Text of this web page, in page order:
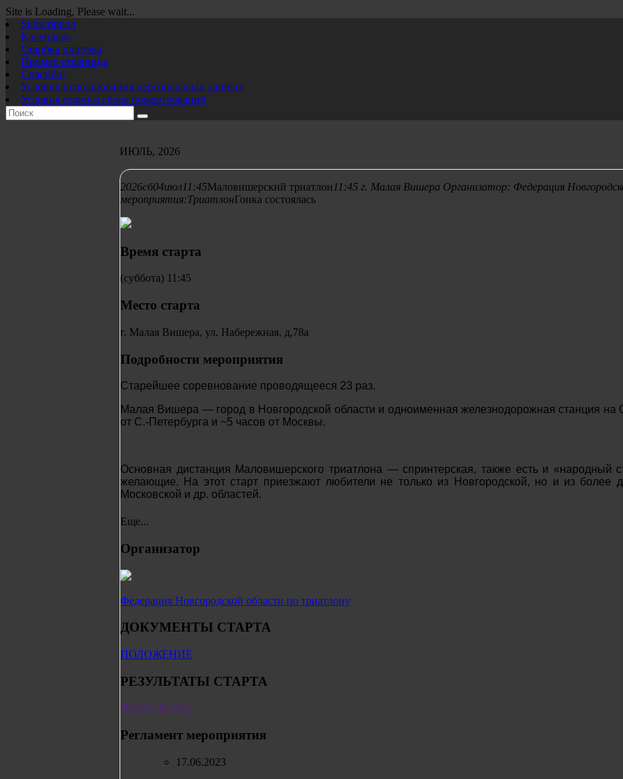
Site is Loading, Please wait...
Перейти
к
содержимому
Subscription
Календарь
Ошибка платежа
Пример страницы
Спасибо!
Условия использования персональных данных
Условия сервиса сбора пожертвований
ИЮЛЬ, 2026
2026сб04июл 11:45Маловишерский триатлон 11:45 г. Малая Вишера Организатор: Федерация
мероприятия:ТриатлонГонка состоялась
Время старта
(суббота) 11:45
Место старта
г. Малая Вишера, ул. Набережная, д,78а
Подробности мероприятия
Старейшее соревнование проводящееся 23 раз.
Малая Вишера — город в Новгородской области и одноименная железнодорожная станция на
от С.-Петербурга и ~5 часов от Москвы.
Основная дистанция Маловишерского триатлона — спринтерская, также есть и «народный
желающие.
На этот старт приезжают любители не только из Новгородской, но и из более
Московской и др. областей.
Еще...
Организатор
Федерация Новгородской области по триатлону
ДОКУМЕНТЫ СТАРТА
ПОЛОЖЕНИЕ
РЕЗУЛЬТАТЫ СТАРТА
ПРОТОКОЛЫ
Регламент мероприятия
17.06.2023